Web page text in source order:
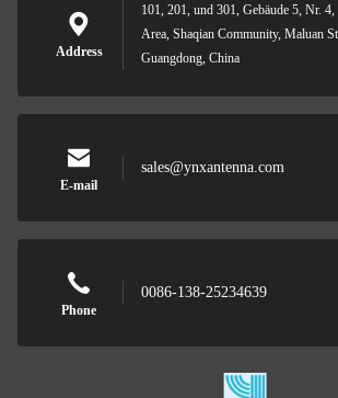
Address
101, 201, und 301, Gebäude 5, Nr.
Area, Shaqian Community, Maluan
Guangdong, China
E-mail
sales@ynxantenna.com
Phone
0086-138-25234639